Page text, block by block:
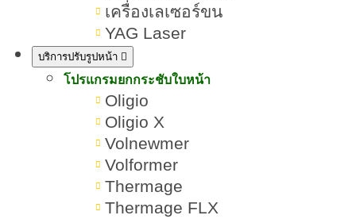
เครื่องเลเซอร์ขน
YAG Laser
บริการปรับรูปหน้า
โปรแกรมยกกระชับใบหน้า
Oligio
Oligio X
Volnewmer
Volformer
Thermage
Thermage FLX
จุดเด่นของ Thermage
FLX ย่อมาจากอะไร
F - FASTER
L - ALGORITHM
X - EXPERIENCE
Thermage ช่วยเรื่องอะไรบ้าง